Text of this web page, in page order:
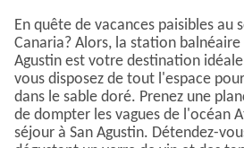
En quête de vacances paisibles au
Canaria? Alors, la station
Agustin est votre destination
vous disposez de tout l'espace
dans le sable doré. Prenez une
de dompter les vagues de l'océan
séjour à San Agustin. Détendez-